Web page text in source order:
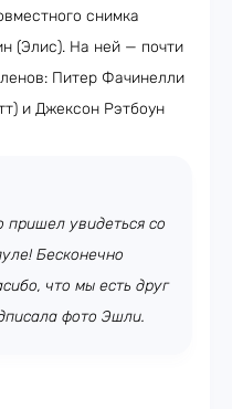
снимка
(Элис). На ней — почти
Питер Фачинелли
и Джексон Рэтбоун
пришел увидеться со
Бесконечно
что мы есть друг
фото Эшли.